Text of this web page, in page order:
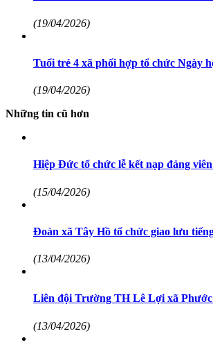
(19/04/2026)
Tuổi trẻ 4 xã phối hợp tổ chức Ngày
(19/04/2026)
Những tin cũ hơn
Hiệp Đức tổ chức lễ kết nạp đảng
(15/04/2026)
Đoàn xã Tây Hồ tổ chức giao lưu
(13/04/2026)
Liên đội Trường TH Lê Lợi xã Phước
(13/04/2026)